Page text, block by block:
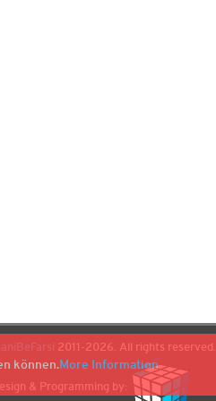
können.More Information
2011-2026. All rights reserved.
& Programming by: